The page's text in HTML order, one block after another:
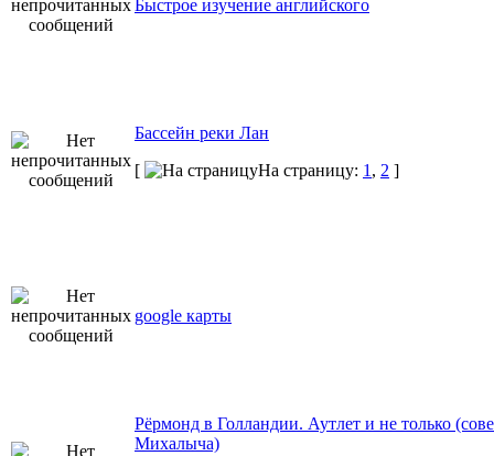
Быстрое изучение английского
Бассейн реки Лан
[
На страницу: 1 , 2 ]
google карты
Рёрмонд в Голландии. Аутлет и не только
Михалыча)